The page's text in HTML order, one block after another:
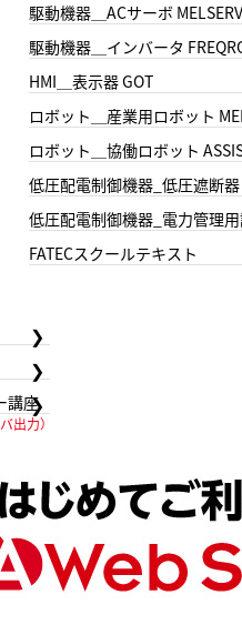
駆動機器＿ACサーボ
駆動機器＿インバータ
HMI＿表示器 GOT
ロボット＿産業用ロボット
ロボット＿協働ロボット
低圧配電制御機器_低圧遮断器
低圧配電制御機器_電力管理
FATECスクールテキスト
講座
出力）